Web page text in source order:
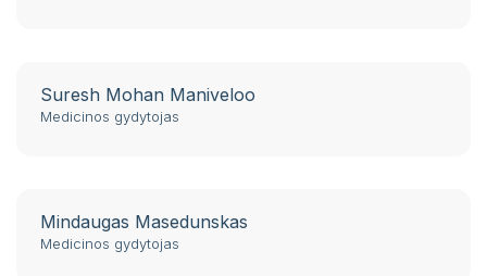
Suresh Mohan Maniveloo
Medicinos gydytojas
Mindaugas Masedunskas
Medicinos gydytojas